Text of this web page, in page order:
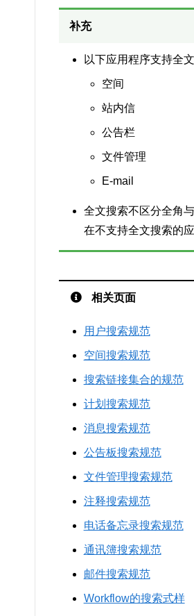
补充
以下应用程序支持全文
空间
站内信
公告栏
文件管理
E-mail
全文搜索不区分全角与
在不支持全文搜索的
相关页面
用户搜索规范
空间搜索规范
搜索链接集合的规范
计划搜索规范
消息搜索规范
公告板搜索规范
文件管理搜索规范
注释搜索规范
电话备忘录搜索规范
通讯簿搜索规范
邮件搜索规范
Workflow的搜索式样